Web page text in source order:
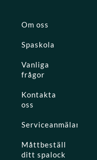
Om oss
Spaskola
Vanliga
frågor
Kontakta
oss
Serviceanmälan
Måttbeställ
ditt spalock